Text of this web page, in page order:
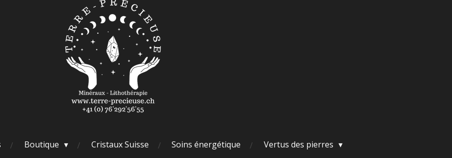
Boutique Cristaux Suisse Soins énergétique
Vertus des pierres